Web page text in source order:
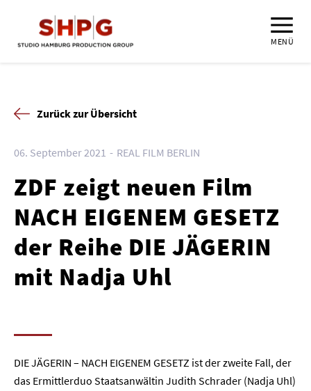
MENÜ
Zurück zur Übersicht
06. September 2021 REAL FILM BERLIN
ZDF zeigt neuen Film
NACH EIGENEM GESETZ
der Reihe DIE JÄGERIN
mit Nadja Uhl
DIE JÄGERIN – NACH EIGENEM GESETZ ist der zweite Fall, der
das Ermittlerduo Staatsanwältin Judith Schrader (Nadja Uhl)